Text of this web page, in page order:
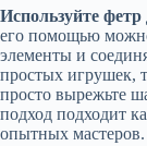
Используйте фетр
его помощью
элементы и
простых игрушек,
просто вырежьте
подход подходит
опытных мастеров.